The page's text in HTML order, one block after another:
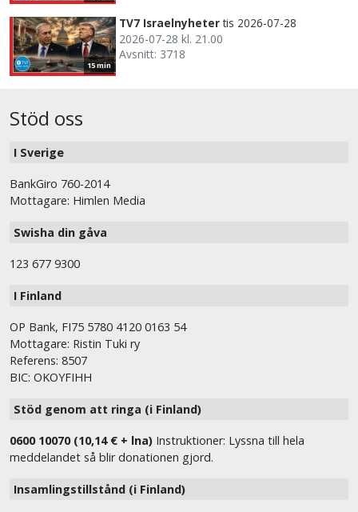
15 min
TV7 Israelnyheter tis 2026-07-28
2026-07-28 kl. 21.00
Avsnitt: 3718
Stöd oss
I Sverige
BankGiro 760-2014
Mottagare: Himlen Media
Swisha din gåva
123 677 9300
I Finland
OP Bank, FI75 5780 4120 0163 54
Mottagare: Ristin Tuki ry
Referens: 8507
BIC: OKOYFIHH
Stöd genom att ringa (i Finland)
0600 10070 (10,14 € + lna) Instruktioner: Lyssna till hela
meddelandet så blir donationen gjord.
Insamlingstillstånd (i Finland)